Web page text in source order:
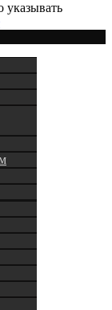
указывать